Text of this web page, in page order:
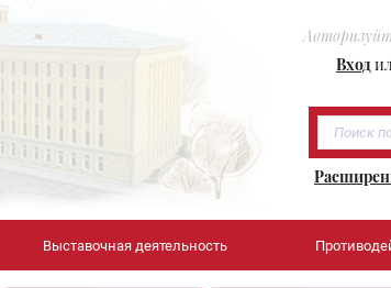
Вход
Выставочная деятельность